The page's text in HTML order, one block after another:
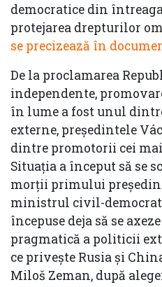
democratice din
protejarea drepturilor
se precizează în
De la proclamarea
independente,
în lume a fost unul
externe, președintele
dintre promotorii cei
Situația a început să se
morții primului
ministrul civil-democrat
începuse deja să se
pragmatică a politicii
ce privește Rusia și
Miloš Zeman, după